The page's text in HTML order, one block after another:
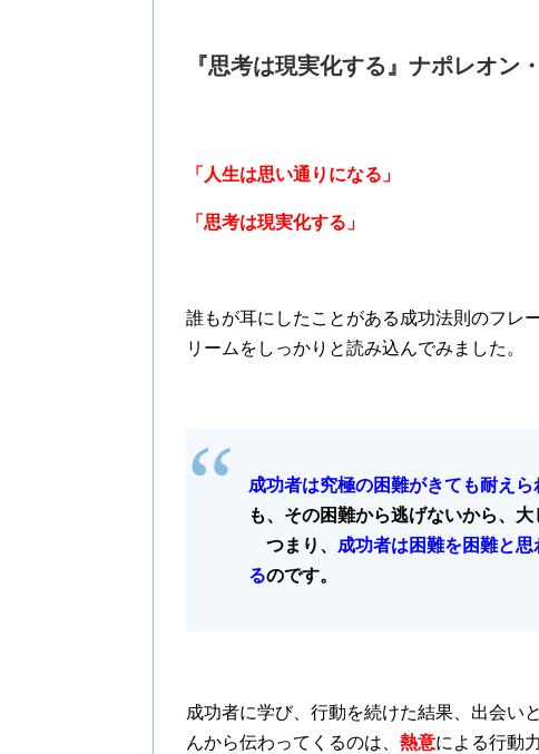
『思考は現実化する』ナポレオン
「人生は思い通りになる」
「思考は現実化する」
誰もが耳にしたことがある成功法則のフレ
リームをしっかりと読み込んでみました。
成功者は究極の困難がきても耐えら
も、その困難から逃げないから、大
つまり、 成功者は困難を困難と
るのです。
成功者に学び、行動を続けた結果、出会い
んから伝わってくるのは、 熱意による行動